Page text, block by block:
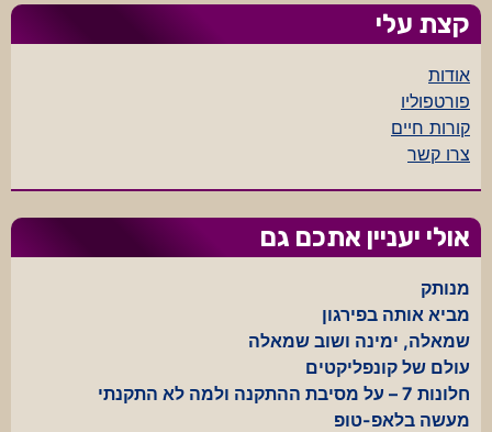
קצת עלי
אודות
פורטפוליו
קורות חיים
צרו קשר
אולי יעניין אתכם גם
מנותק
מביא אותה בפירגון
שמאלה, ימינה ושוב שמאלה
עולם של קונפליקטים
חלונות 7 – על מסיבת ההתקנה ולמה לא התקנתי
מעשה בלאפ-טופ